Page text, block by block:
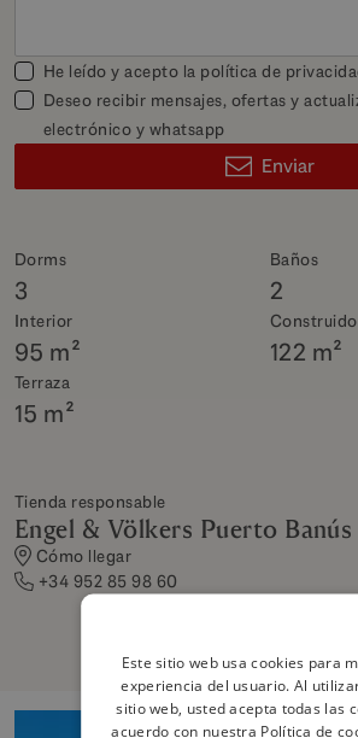
Dorms
3
Baños
2
Interior
95 m²
Construido
122 m²
Terraza
15 m²
Tienda responsable
Engel & Völkers Puerto Banús
Cómo llegar
+34 952 85 98 60
He leído y acepto la política de
Deseo recibir mensajes, ofertas y
electrónico y whatsapp
Enviar
Este sitio web usa cookies para
experiencia del usuario. Al
sitio web, usted acepta todas las
acuerdo con nuestra Política de